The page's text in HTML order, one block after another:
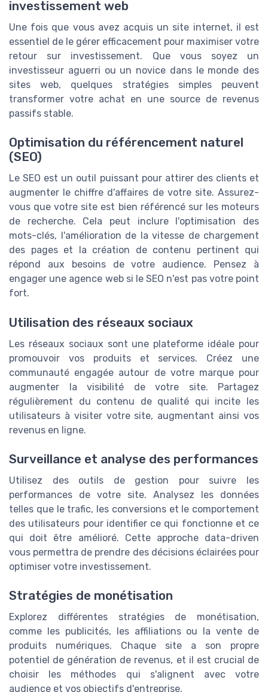
investissement web
Une fois que vous avez acquis un site internet, il est
essentiel de le gérer efficacement pour maximiser votre
retour sur investissement. Que vous soyez un
investisseur aguerri ou un novice dans le monde des
sites web, quelques stratégies simples peuvent
transformer votre achat en une source de revenus
passifs stable.
Optimisation du référencement naturel
(SEO)
Le SEO est un outil puissant pour attirer des clients et
augmenter le chiffre d'affaires de votre site. Assurez-
vous que votre site est bien référencé sur les moteurs
de recherche. Cela peut inclure l'optimisation des
mots-clés, l'amélioration de la vitesse de chargement
des pages et la création de contenu pertinent qui
répond aux besoins de votre audience. Pensez à
engager une agence web si le SEO n'est pas votre point
fort.
Utilisation des réseaux sociaux
Les réseaux sociaux sont une plateforme idéale pour
promouvoir vos produits et services. Créez une
communauté engagée autour de votre marque pour
augmenter la visibilité de votre site. Partagez
régulièrement du contenu de qualité qui incite les
utilisateurs à visiter votre site, augmentant ainsi vos
revenus en ligne.
Surveillance et analyse des performances
Utilisez des outils de gestion pour suivre les
performances de votre site. Analysez les données
telles que le trafic, les conversions et le comportement
des utilisateurs pour identifier ce qui fonctionne et ce
qui doit être amélioré. Cette approche data-driven
vous permettra de prendre des décisions éclairées pour
optimiser votre investissement.
Stratégies de monétisation
Explorez différentes stratégies de monétisation,
comme les publicités, les affiliations ou la vente de
produits numériques. Chaque site a son propre
potentiel de génération de revenus, et il est crucial de
choisir les méthodes qui s'alignent avec votre
audience et vos objectifs d'entreprise.